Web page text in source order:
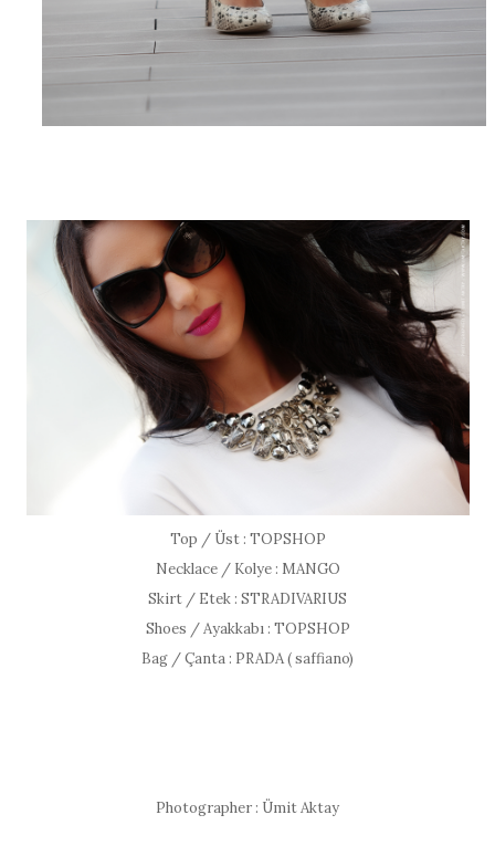
Top / Üst : TOPSHOP
Necklace / Kolye : MANGO
Skirt / Etek : STRADIVARIUS
Shoes / Ayakkabı : TOPSHOP
Bag / Çanta : PRADA ( saffiano)
Photographer : Ümit Aktay